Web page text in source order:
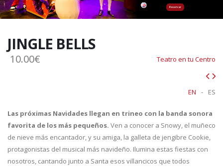
Reservar
JINGLE BELLS
10.00€ Teatro en tu Centro
ES
-
EN
Las próximas Navidades llegan en trineo con la banda sonora
favorita de los más pequeños. Ven a conocer a Snowy, el muñeco
de nieve más encantador, y su amiga, la galleta de jengibre Cookie,
protagonistas del musical más navideño. Ilumina estas fiestas con
nosotros, cantando junto a Santa esos villancicos que todos